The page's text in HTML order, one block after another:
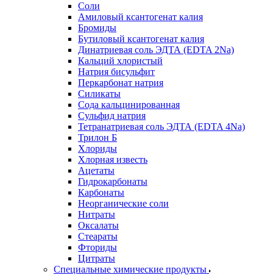
Соли
Амиловый ксантогенат калия
Бромиды
Бутиловый ксантогенат калия
Динатриевая соль ЭДТА (EDTA 2Na)
Кальций хлористый
Натрия бисульфит
Перкарбонат натрия
Силикаты
Сода кальцинированная
Сульфид натрия
Тетранатриевая соль ЭДТА (EDTA 4Na)
Трилон Б
Хлориды
Хлорная известь
Ацетаты
Гидрокарбонаты
Карбонаты
Неорганические соли
Нитраты
Оксалаты
Стеараты
Фториды
Цитраты
Специальные химические продукты